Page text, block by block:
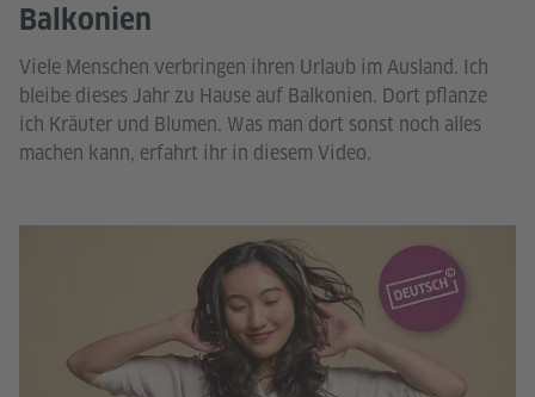
Balkonien
Viele Menschen verbringen ihren Urlaub im Ausland. Ich
bleibe dieses Jahr zu Hause auf Balkonien. Dort pflanze
ich Kräuter und Blumen. Was man dort sonst noch alles
machen kann, erfahrt ihr in diesem Video.